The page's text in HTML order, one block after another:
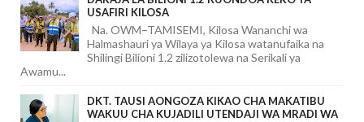
USAFIRI KILOSA
Na. OWM–TAMISEMI, Kilosa Wananchi wa
Halmashauri ya Wilaya ya Kilosa watanufaika na
Shilingi Bilioni 1.2 zilizotolewa na Serikali ya
Awamu...
DKT. TAUSI AONGOZA KIKAO CHA MAKATIBU
WAKUU CHA KUJADILI UTENDAJI WA MRADI WA